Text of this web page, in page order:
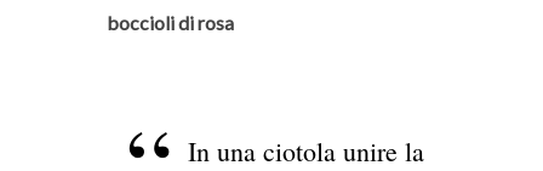
boccioli di rosa
In una ciotola unire la